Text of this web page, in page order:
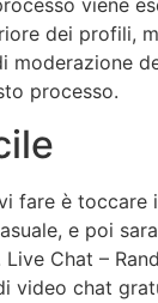
dei profili,
moderazione
processo.
fare è toccare
e poi
Live Chat –
video chat